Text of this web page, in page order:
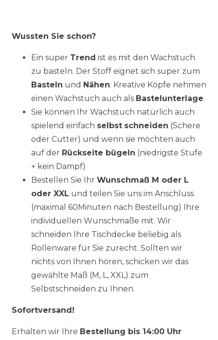
Wussten Sie schon?
Ein super Trend ist es mit den Wachstuch
zu basteln. Der Stoff eignet sich super zum
Basteln und Nähen. Kreative Köpfe nehmen
einen Wachstuch auch als Bastelunterlage.
Sie können Ihr Wachstuch natürlich auch
spielend einfach selbst schneiden (Schere
oder Cutter) und wenn sie möchten auch
auf der Rückseite bügeln (niedrigste Stufe
+ kein Dampf)
Bestellen Sie Ihr Wunschmaß M oder L
oder XXL und teilen Sie uns im Anschluss
(maximal 60Minuten nach Bestellung) Ihre
individuellen Wunschmaße mit. Wir
schneiden Ihre Tischdecke beliebig als
Rollenware für Sie zurecht. Sollten wir
nichts von Ihnen hören, schicken wir das
gewählte Maß (M, L, XXL) zum
Selbstschneiden zu Ihnen.
Sofortversand!
Erhalten wir Ihre Bestellung bis 14:00 Uhr